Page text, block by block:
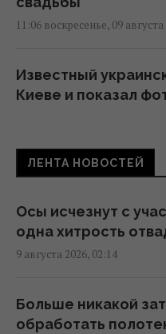
11:06 воскресенье, 09
Известный
Киеве и показал
Супруги купили
обустроили
09:38 воскресенье, 09
высоких гор Татр –
сэкономить 2000
ЛЕНТА НОВОСТЕЙ
Осы исчезнут с
одна хитрость
9 августа 2026, 02:14
Больше никакой
обработать